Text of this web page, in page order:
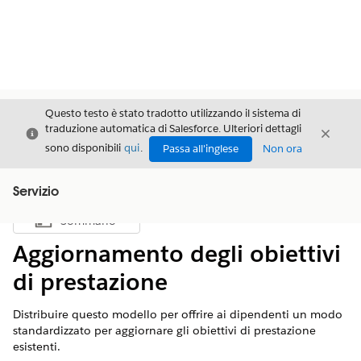
Chiudi
Questo testo è stato tradotto utilizzando il sistema di
traduzione automatica di Salesforce. Ulteriori dettagli
sono disponibili qui. Passa all'inglese Non ora
Chiudi
Servizio
Mostra sommario
Sommario
Aggiornamento degli obiettivi
di prestazione
Distribuire questo modello per offrire ai dipendenti un modo
standardizzato per aggiornare gli obiettivi di prestazione
esistenti.